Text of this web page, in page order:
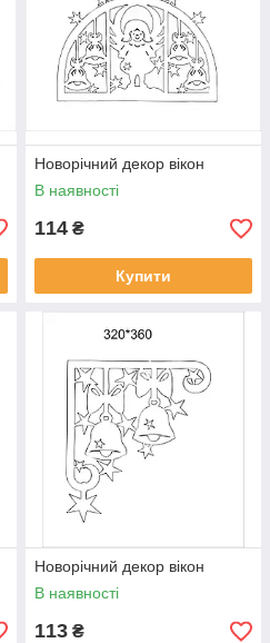
Новорічний декор вікон
В наявності
114 ₴
Купити
Новорічний декор вікон
В наявності
113 ₴